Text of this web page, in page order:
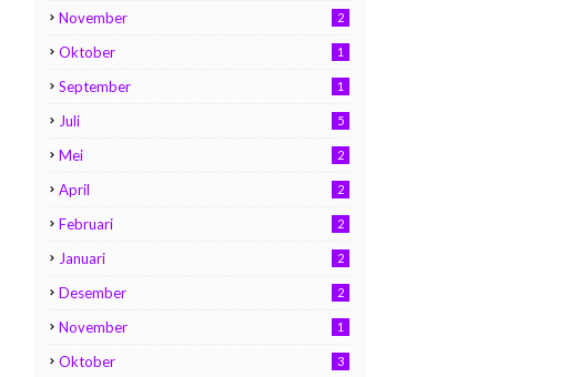
November 2
Oktober 1
September 1
Juli 5
Mei 2
April 2
Februari 2
Januari 2
Desember 2
November 1
Oktober 3